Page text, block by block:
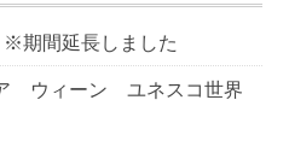
※期間延長しました
ウィーン ユネスコ世界